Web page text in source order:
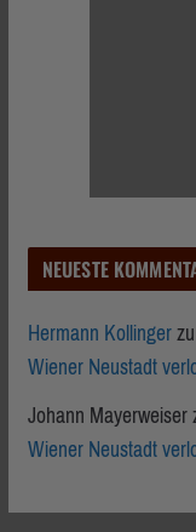
NEUESTE
Hermann Kollingerzu
Wiener Neustadt
Johann Mayerweiser
Wiener Neustadt